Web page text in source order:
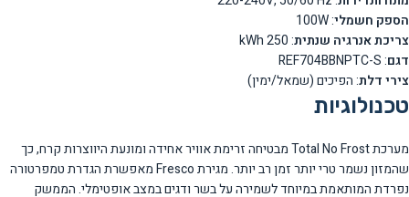
הספק חשמלי: 100W
צריכת אנרגיה שנתית: 250 kWh
דגם: REF704BBNPTC-S
צירי דלת: הפיכים (שמאל/ימין)
טכנולוגיות
מערכת Total No Frost מבטיחה זרימת אוויר אחידה ומונעת היווצרות קרח, כך
שהמזון נשמר טרי יותר זמן רב יותר. מגירת Fresco מאפשרת הגדרת טמפרטורה
נפרדת המותאמת במיוחד לשמירה על בשר ודגים במצב אופטימלי. הממשק